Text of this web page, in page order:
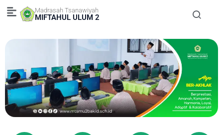
Skip
Madrasah Tsanawiyah
MIFTAHUL ULUM 2